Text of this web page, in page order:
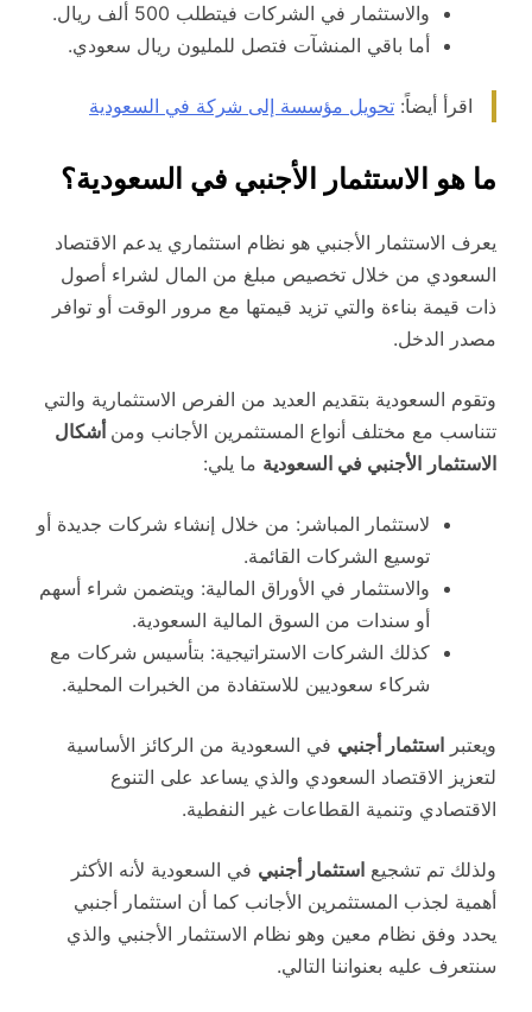
والاستثمار في الشركات فيتطلب 500 ألف ريال.
أما باقي المنشآت فتصل للمليون ريال سعودي.
اقرأ أيضاً: تحويل مؤسسة إلى شركة في السعودية
ما هو الاستثمار الأجنبي في السعودية؟
يعرف الاستثمار الأجنبي هو نظام استثماري يدعم الاقتصاد
السعودي من خلال تخصيص مبلغ من المال لشراء أصول
ذات قيمة بناءة والتي تزيد قيمتها مع مرور الوقت أو توافر
مصدر الدخل.
وتقوم السعودية بتقديم العديد من الفرص الاستثمارية والتي
تتناسب مع مختلف أنواع المستثمرين الأجانب ومن أشكال
الاستثمار الأجنبي في السعودية ما يلي:
لاستثمار المباشر: من خلال إنشاء شركات جديدة أو
توسيع الشركات القائمة.
والاستثمار في الأوراق المالية: ويتضمن شراء أسهم
أو سندات من السوق المالية السعودية.
كذلك الشركات الاستراتيجية: بتأسيس شركات مع
شركاء سعوديين للاستفادة من الخبرات المحلية.
ويعتبر استثمار أجنبي في السعودية من الركائز الأساسية
لتعزيز الاقتصاد السعودي والذي يساعد على التنوع
الاقتصادي وتنمية القطاعات غير النفطية.
ولذلك تم تشجيع استثمار أجنبي في السعودية لأنه الأكثر
أهمية لجذب المستثمرين الأجانب كما أن استثمار أجنبي
يحدد وفق نظام معين وهو نظام الاستثمار الأجنبي والذي
سنتعرف عليه بعنواننا التالي.